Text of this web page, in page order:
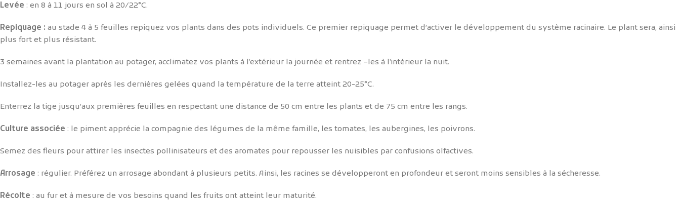
Levée : en 8 à 11 jours en sol à 20/22°C.
Repiquage : au stade 4 à 5 feuilles repiquez vos plants dans des pots individuels. Ce premier repiquage permet d’activer le développement du système racinaire. Le plant sera, ainsi
plus fort et plus résistant.
3 semaines avant la plantation au potager, acclimatez vos plants à l’extérieur la journée et rentrez –les à l’intérieur la nuit.
Installez-les au potager après les dernières gelées quand la température de la terre atteint 20-25°C.
Enterrez la tige jusqu’aux premières feuilles en respectant une distance de 50 cm entre les plants et de 75 cm entre les rangs.
Culture associée : le piment apprécie la compagnie des légumes de la même famille, les tomates, les aubergines, les poivrons.
Semez des fleurs pour attirer les insectes pollinisateurs et des aromates pour repousser les nuisibles par confusions olfactives.
Arrosage : régulier. Préférez un arrosage abondant à plusieurs petits. Ainsi, les racines se développeront en profondeur et seront moins sensibles à la sécheresse.
Récolte : au fur et à mesure de vos besoins quand les fruits ont atteint leur maturité.